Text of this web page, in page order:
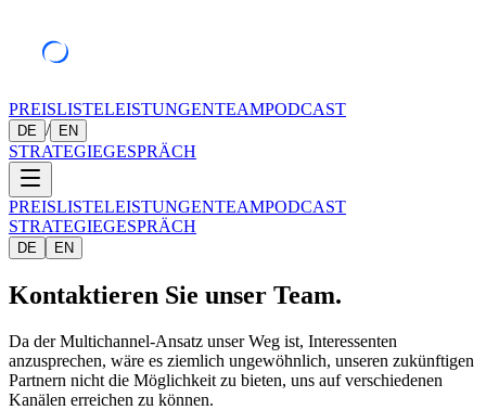
PREISLISTELEISTUNGENTEAMPODCAST
DE / EN
STRATEGIEGESPRÄCH
PREISLISTELEISTUNGENTEAMPODCAST
STRATEGIEGESPRÄCH
DE EN
Kontaktieren Sie unser Team.
Da der Multichannel-Ansatz unser Weg ist, Interessenten
anzusprechen, wäre es ziemlich ungewöhnlich, unseren zukünftigen
Partnern nicht die Möglichkeit zu bieten, uns auf verschiedenen
Kanälen erreichen zu können.